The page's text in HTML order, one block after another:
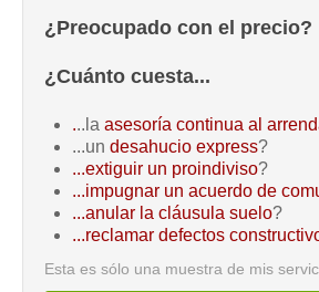
¿Preocupado con el precio?
¿Cuánto cuesta...
...la asesoría continua al
...un desahucio express?
...extiguir un proindiviso?
...impugnar un acuerdo de
...anular la cláusula suelo?
...reclamar defectos
Esta es sólo una muestra de mis